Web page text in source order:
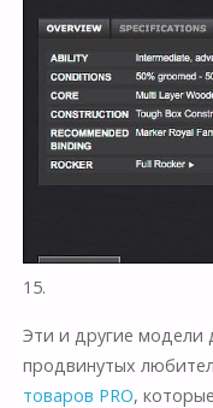
15.
Эти и другие модели
продвинутых
товаров PRO,